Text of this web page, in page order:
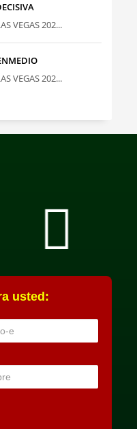
VEGAS 202...
VEGAS 202...
usted: